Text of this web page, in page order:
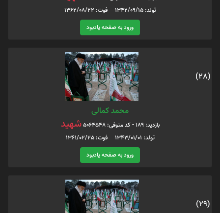
تولد: 1342/09/15 فوت: 1362/08/22
ورود به صفحه یادبود
(28)
محمد کمالی
بازدید: 189 - کد متوفی: 5064548 شهید
تولد: 1343/01/01 فوت: 1361/02/25
ورود به صفحه یادبود
(29)